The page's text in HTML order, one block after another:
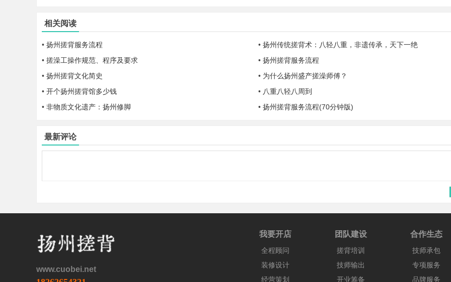
ne
相关阅读
• 扬州搓背服务流程 • 扬州传统搓背术：八轻八重，非遗传承，天下一绝
• 搓澡工操作规范、程序及要求 • 扬州搓背服务流程
• 扬州搓背文化简史 • 为什么扬州盛产搓澡师傅？
• 开个扬州搓背馆多少钱 • 八重八轻八周到
• 非物质文化遗产：扬州修脚 • 扬州搓背服务流程(70分钟版)
最新评论
www.cuobei.net
我要开店
全程顾问
装修设计
经营策划
团队建设
搓背培训
技师输出
开业筹备
合作生态
技师承包
专项服务
品牌服务